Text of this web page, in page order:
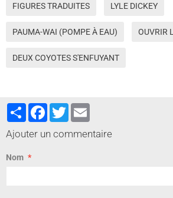
FIGURES TRADUITES LYLE DICKEY
PAUMA-WAI (POMPE À EAU) OUVRIR
DEUX COYOTES S'ENFUYANT
PartagerFacebook
Twitter
Ajouter un commentaire
Nom